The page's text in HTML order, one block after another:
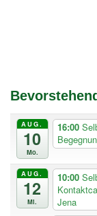
AUG.
10
Mo.
16:00
AUG.
12
Mi.
10:00
Jena